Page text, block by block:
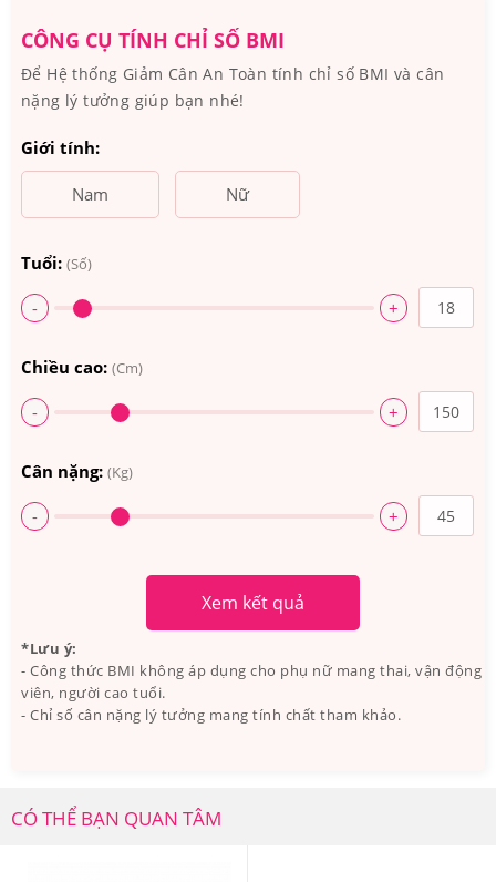
Omega-3 1500mg:
EPA (Eicosapentaenoic Acid) 800mg; DHA
khác 100mg.
Thành phần khác:
Dầu cá; Gelatine; Chất làm ẩm
Tocopherol tự nhiên (không biến đổi gen).
Sản phẩm không chứa Carb, Gluten, Sữa, Đậu nành,
Codeage Amen Omega-3 1500mg với thành phần
CÔNG CỤ TÍNH CHỈ SỐ BMI
Để Hệ thống Giảm Cân An Toàn tính chỉ số BMI và cân
nặng lý tưởng giúp bạn nhé!
Giới tính:
Nam Nữ
Tuổi: (Số)
- +
Chiều cao: (Cm)
- +
Cân nặng: (Kg)
- +
Xem kết quả
*Lưu ý:
- Công thức BMI không áp dụng cho phụ nữ mang thai, vận động
viên, người cao tuổi.
- Chỉ số cân nặng lý tưởng mang tính chất tham khảo.
CÓ THỂ BẠN QUAN TÂM